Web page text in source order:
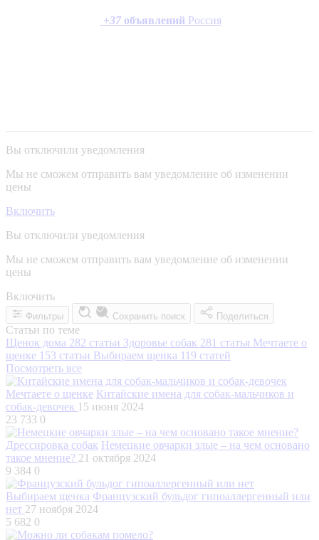
+37 объявлений Россия
Вы отключили уведомления
Мы не сможем отправить вам уведомление об изменении
цены
Включить
Вы отключили уведомления
Мы не сможем отправить вам уведомление об изменении
цены
Включить
Фильтры Сохранить поиск Поделиться
Статьи по теме
Щенок дома 282 статьи Здоровье собак 281 статья Мечтаете о
щенке 153 статьи Выбираем щенка 119 статей
Посмотреть все
Мечтаете о щенке Китайские имена для собак-мальчиков и
собак-девочек 15 июня 2024
23 733 0
Дрессировка собак Немецкие овчарки злые – на чем основано
такое мнение? 21 октября 2024
9 384 0
Выбираем щенка Французский бульдог гипоаллергенный или
нет 27 ноября 2024
5 682 0